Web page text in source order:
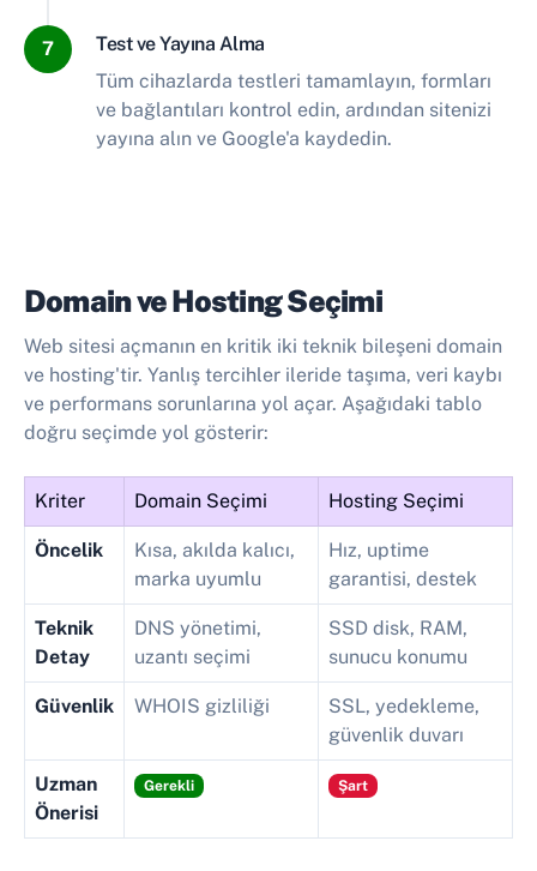
7
Test ve Yayına Alma
Tüm cihazlarda testleri tamamlayın, formları
ve bağlantıları kontrol edin, ardından sitenizi
yayına alın ve Google'a kaydedin.
Domain ve Hosting Seçimi
Web sitesi açmanın en kritik iki teknik bileşeni domain
ve hosting'tir. Yanlış tercihler ileride taşıma, veri kaybı
ve performans sorunlarına yol açar. Aşağıdaki tablo
doğru seçimde yol gösterir:
Kriter Domain Seçimi Hosting Seçimi
Öncelik
Kısa, akılda kalıcı,
marka uyumlu
Hız, uptime
garantisi, destek
Teknik
Detay
DNS yönetimi,
uzantı seçimi
SSD disk, RAM,
sunucu konumu
Güvenlik WHOIS gizliliği
SSL, yedekleme,
güvenlik duvarı
Uzman
Önerisi
Gerekli Şart